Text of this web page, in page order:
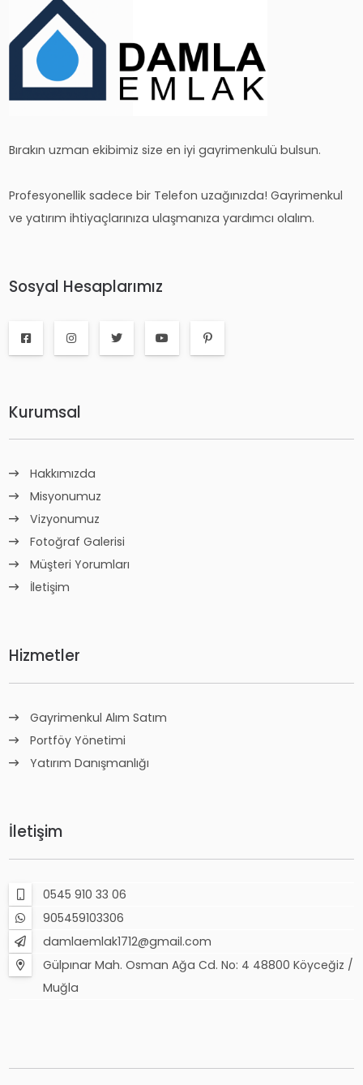
Bırakın uzman ekibimiz size en iyi gayrimenkulü bulsun.
Profesyonellik sadece bir Telefon uzağınızda! Gayrimenkul
ve yatırım ihtiyaçlarınıza ulaşmanıza yardımcı olalım.
Sosyal Hesaplarımız
Kurumsal
Hakkımızda
Misyonumuz
Vizyonumuz
Fotoğraf Galerisi
Müşteri Yorumları
İletişim
Hizmetler
Gayrimenkul Alım Satım
Portföy Yönetimi
Yatırım Danışmanlığı
İletişim
0545 910 33 06
905459103306
damlaemlak1712@gmail.com
Gülpınar Mah. Osman Ağa Cd. No: 4 48800 Köyceğiz /
Muğla